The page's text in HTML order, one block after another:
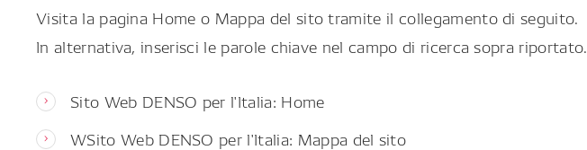
Visita la pagina Home o Mappa del sito tramite il collegamento di seguito.
In alternativa, inserisci le parole chiave nel campo di ricerca sopra riportato.
Sito Web DENSO per l'Italia: Home
WSito Web DENSO per l'Italia: Mappa del sito